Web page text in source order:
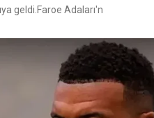
geldi.Faroe Adaları'n